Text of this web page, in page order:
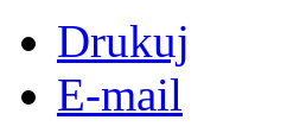
Drukuj
E-mail